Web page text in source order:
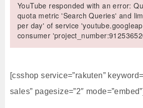
YouTube responded with an error:
quota metric 'Search Queries' and
per day' of service
consumer
[csshop service=”rakuten”
sales” pagesize=”2″ mode=”embed”]